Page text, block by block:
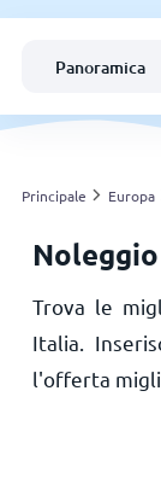
Svizzera
Le mie località
Principale
Panoramica
Principale Europa
Trova le
Italia.
l'offerta